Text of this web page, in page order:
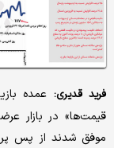
فرید قدیری: عمده
قیمت‌ها» در بازار
موفق شدند از پس